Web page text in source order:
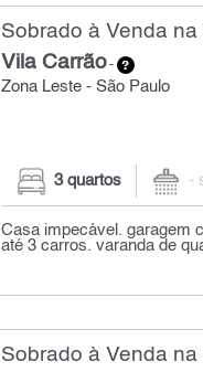
Sobrado à Venda na
Vila Carrão-
Zona Leste - São Paulo
3 quartos -
Casa impecável. garagem
até 3 carros. varanda de
Sobrado à Venda na